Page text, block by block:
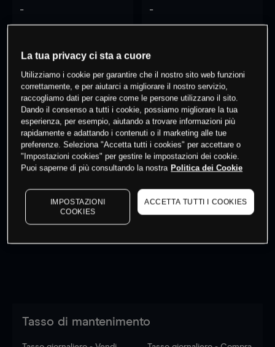
- -
0 % dei clienti hanno posizioni
questo prodotto
Fai trading
I prezzi sono solo indicativi. Accediper vedere gli ultimi
dati di mercato
to see latest market data
Tasso di mantenimento
La tua privacy ci sta a cuore
Utilizziamo i cookie per garantire che il nostro sito web funzioni
correttamente, e per aiutarci a migliorare il nostro servizio,
raccogliamo dati per capire come le persone utilizzano il sito.
Dando il consenso a tutti i cookie, possiamo migliorare la tua
esperienza, per esempio, aiutando a trovare informazioni più
rapidamente e adattando i contenuti o il marketing alle tue
preferenze. Seleziona "Accetta tutti i cookies" per accettare o
"Impostazioni cookies" per gestire le impostazioni dei cookie.
Puoi saperne di più consultando la nostra Politica dei Cookie
IMPOSTAZIONI
COOKIES
ACCETTA TUTTI I COOKIES